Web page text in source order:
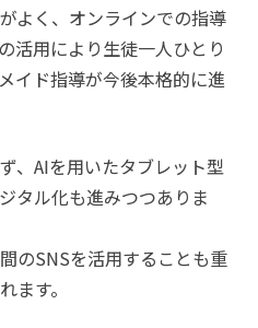
よく、オンラインでの指導
活用により生徒一人ひとり
イド指導が今後本格的に進
、AIを用いたタブレット型
タル化も進みつつありま
のSNSを活用することも重
ます。